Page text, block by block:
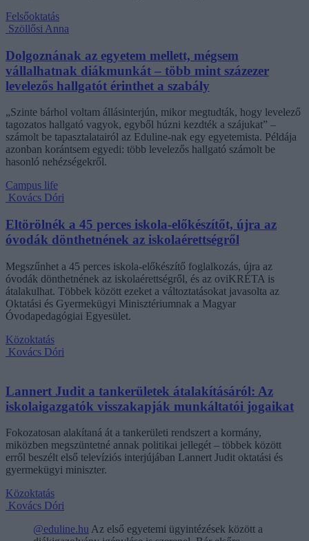
Felsőoktatás
Szöllősi Anna
Dolgoznának az egyetem mellett, mégsem
vállalhatnak diákmunkát – több mint százezer
levelezős hallgatót érinthet a szabály
„Szinte bárhol voltam állásinterjún, mikor megtudták, hogy levelező
tagozatos hallgató vagyok, egyből húzni kezdték a szájukat” –
számolt be tapasztalatairól az Eduline-nak egy egyetemista. Példája
azonban korántsem egyedi: több levelezős hallgató számolt be
hasonló nehézségekről.
Campus life
Kovács Dóri
Eltörölnék a 45 perces iskola-előkészítőt, újra az
óvodák dönthetnének az iskolaérettségről
Megszűnhet a 45 perces iskola-előkészítő foglalkozás, újra az
óvodák dönthetnének az iskolaérettségről, és az oviKRÉTA is
átalakulhat. Többek között ezeket a változtatásokat javasolta az
Oktatási és Gyermekügyi Minisztériumnak a Magyar
Óvodapedagógiai Egyesület.
Közoktatás
Kovács Dóri
Lannert Judit a tankerületek átalakításáról: Az
iskolaigazgatók visszakapják munkáltatói jogaikat
Fokozatosan alakítaná át a tankerületi rendszert a kormány,
miközben megszüntetné annak politikai jellegét – többek között
erről beszélt első televíziós interjújában Lannert Judit oktatási és
gyermekügyi miniszter.
Közoktatás
Kovács Dóri
@eduline.hu Az első egyetemi ügyintézések között a